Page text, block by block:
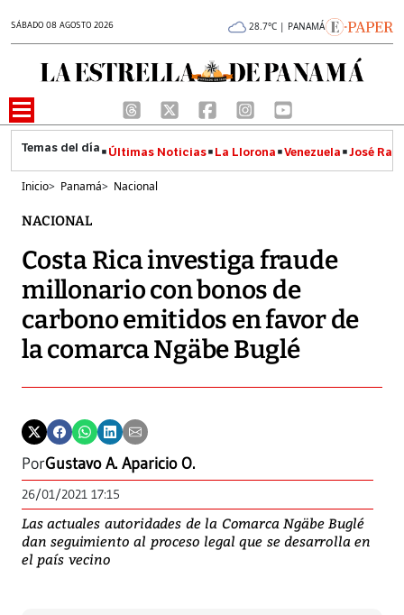
SÁBADO 08 AGOSTO 2026 28.7°C | PANAMÁ
Últimas Noticias La Llorona Venezuela José
Inicio> Panamá> Nacional
NACIONAL
Costa Rica investiga fraude
millonario con bonos de
carbono emitidos en favor de
la comarca Ngäbe Buglé
PorGustavo A. Aparicio O.
26/01/2021 17:15
Las actuales autoridades de la Comarca Ngäbe Buglé
dan seguimiento al proceso legal que se desarrolla en
el país vecino